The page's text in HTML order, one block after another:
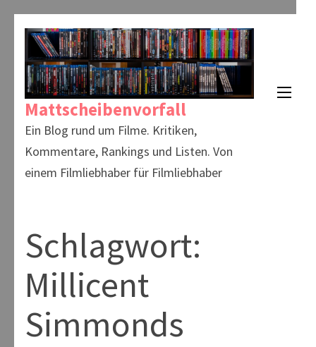
springen
(Enter
drücken)
Mattscheibenvorfall
Ein Blog rund um Filme. Kritiken,
Kommentare, Rankings und Listen. Von
einem Filmliebhaber für Filmliebhaber
Schlagwort:
Millicent
Simmonds